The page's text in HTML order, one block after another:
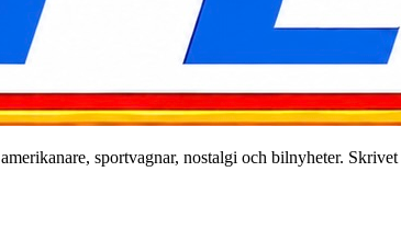
sportvagnar, nostalgi och bilnyheter. Skrivet